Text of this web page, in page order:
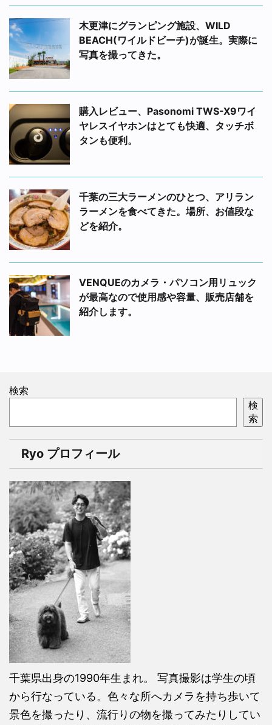
木更津にグランピング施設、WILD
BEACH(ワイルドビーチ)が誕生。実際に
写真を撮ってきた。
購入レビュー、Pasonomi TWS-X9ワイ
ヤレスイヤホンはとても快適、タッチボ
タンも便利。
千葉の三大ラーメンのひとつ、アリラン
ラーメンを食べてきた。場所、お値段な
どを紹介。
VENQUEのカメラ・パソコン用リュック
が最高なので使用感や容量、販売店舗を
紹介します。
検索
検
索
Ryo プロフィール
千葉県出身の1990年生まれ。 写真撮影は学生の頃
から行なっている。色々な所へカメラを持ち歩いて
景色を撮ったり、流行りの物を撮ってみたりしてい